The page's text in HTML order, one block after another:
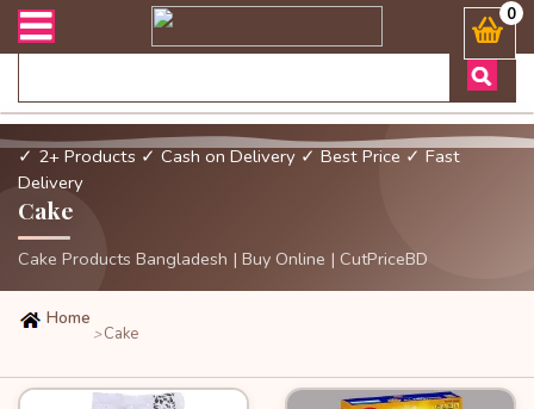
সংক্রান্ত যেকোনো জিজ্ঞাসায় কল করুনঃ ( Whatsapp ) 88019722774440
✓ 2+ Products ✓ Cash on Delivery ✓ Best Price ✓ Fast
Delivery
Cake
Cake Products Bangladesh | Buy Online | CutPriceBD
Home
>Cake